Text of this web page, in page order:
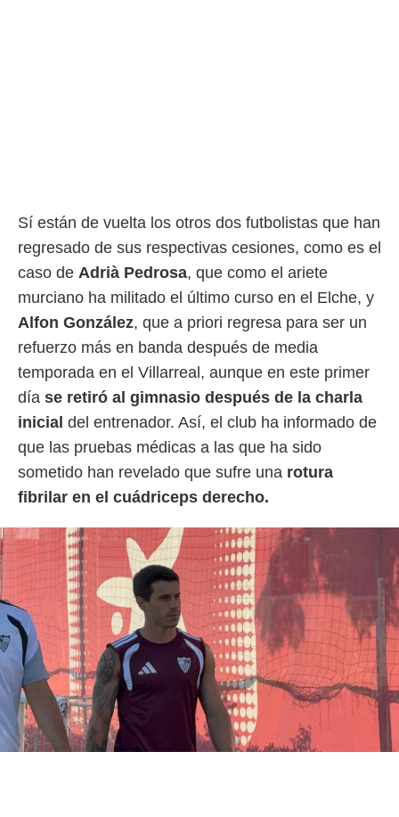
Sí están de vuelta los otros dos futbolistas que han
regresado de sus respectivas cesiones, como es el
caso de Adrià Pedrosa, que como el ariete
murciano ha militado el último curso en el Elche, y
Alfon González, que a priori regresa para ser un
refuerzo más en banda después de media
temporada en el Villarreal, aunque en este primer
día se retiró al gimnasio después de la charla
inicial del entrenador. Así, el club ha informado de
que las pruebas médicas a las que ha sido
sometido han revelado que sufre una rotura
fibrilar en el cuádriceps derecho.